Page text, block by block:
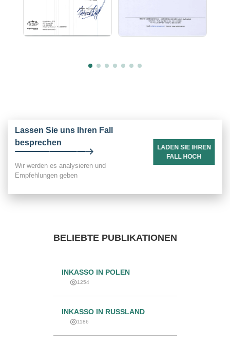
BELIEBTE PUBLIKATIONEN
INKASSO IN POLEN
1254
INKASSO IN RUSSLAND
1186
Lassen Sie uns Ihren Fall
besprechen
Wir werden es analysieren und
Empfehlungen geben
LADEN SIE IHREN
FALL HOCH